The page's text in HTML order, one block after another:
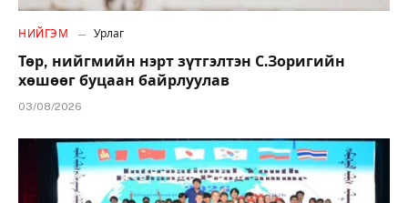
НИЙГЭМ Урлаг
Төр, нийгмийн нэрт зүтгэлтэн С.Зоригийн
хөшөөг буцаан байрлуулав
03/08/2026